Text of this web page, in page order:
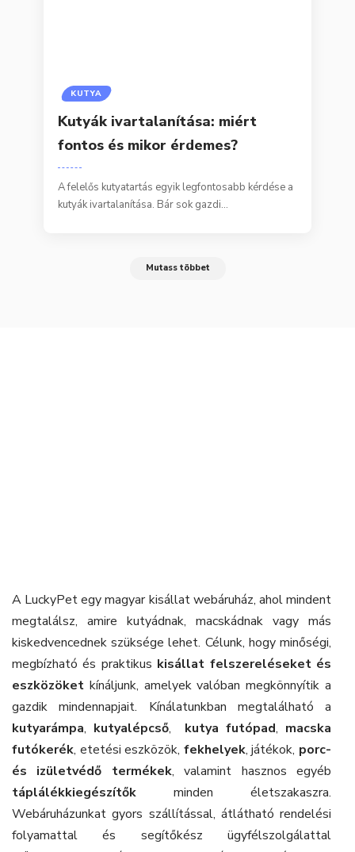
KUTYA
Kutyák ivartalanítása: miért
fontos és mikor érdemes?
A felelős kutyatartás egyik legfontosabb kérdése a
kutyák ivartalanítása. Bár sok gazdi…
Mutass többet
A LuckyPet egy magyar kisállat webáruház, ahol mindent
megtalálsz, amire kutyádnak, macskádnak vagy más
kiskedvencednek szüksége lehet. Célunk, hogy minőségi,
megbízható és praktikus kisállat felszereléseket és
eszközöket kínáljunk, amelyek valóban megkönnyítik a
gazdik mindennapjait. Kínálatunkban megtalálható a
kutyarámpa, kutyalépcső, kutya futópad, macska
futókerék, etetési eszközök, fekhelyek, játékok, porc-
és izületvédő termékek, valamint hasznos egyéb
táplálékkiegészítők minden életszakaszra.
Webáruházunkat gyors szállítással, átlátható rendelési
folyamattal és segítőkész ügyfélszolgálattal